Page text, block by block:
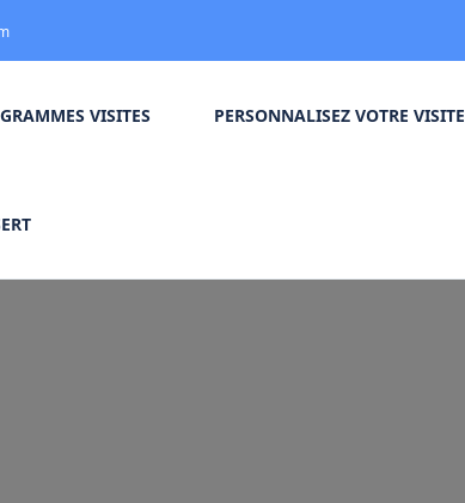
VISITES PERSONNALISEZ VOTRE VISITE